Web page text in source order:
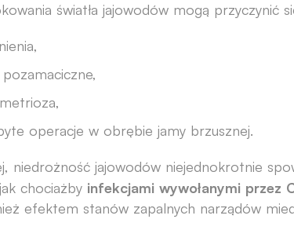
światła jajowodów mogą przyczynić
operacje w obrębie jamy brzusznej.
niedrożność jajowodów niejednokrotnie
chociażby infekcjami wywołanymi przez
efektem stanów zapalnych narządów